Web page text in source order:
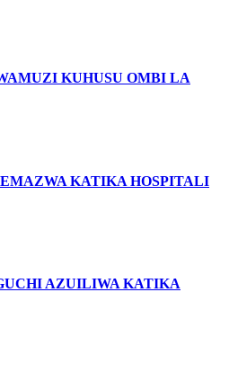
KUHUSU OMBI LA
KATIKA HOSPITALI
AZUILIWA KATIKA